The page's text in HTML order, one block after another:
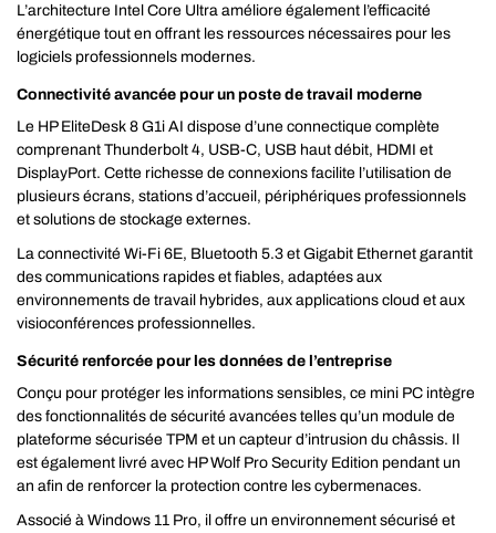
L’architecture Intel Core Ultra améliore également l’efficacité
énergétique tout en offrant les ressources nécessaires pour les
logiciels professionnels modernes.
Connectivité avancée pour un poste de travail moderne
Le HP EliteDesk 8 G1i AI dispose d’une connectique complète
comprenant Thunderbolt 4, USB-C, USB haut débit, HDMI et
DisplayPort. Cette richesse de connexions facilite l’utilisation de
plusieurs écrans, stations d’accueil, périphériques professionnels
et solutions de stockage externes.
La connectivité Wi-Fi 6E, Bluetooth 5.3 et Gigabit Ethernet garantit
des communications rapides et fiables, adaptées aux
environnements de travail hybrides, aux applications cloud et aux
visioconférences professionnelles.
Sécurité renforcée pour les données de l’entreprise
Conçu pour protéger les informations sensibles, ce mini PC intègre
des fonctionnalités de sécurité avancées telles qu’un module de
plateforme sécurisée TPM et un capteur d’intrusion du châssis. Il
est également livré avec HP Wolf Pro Security Edition pendant un
an afin de renforcer la protection contre les cybermenaces.
Associé à Windows 11 Pro, il offre un environnement sécurisé et